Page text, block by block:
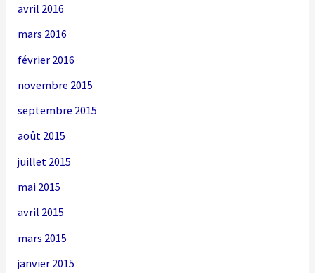
avril 2016
mars 2016
février 2016
novembre 2015
septembre 2015
août 2015
juillet 2015
mai 2015
avril 2015
mars 2015
janvier 2015